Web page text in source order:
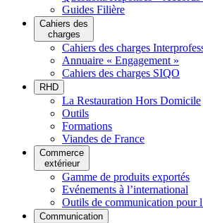
Guides Filière
Cahiers des
charges
Cahiers des charges
Annuaire « Engagement »
Cahiers des charges SIQO
RHD
La Restauration Hors Domicile
Outils
Formations
Viandes de France
Commerce
extérieur
Gamme de produits exportés
Evénements à l’international
Outils de communication pour
Communication